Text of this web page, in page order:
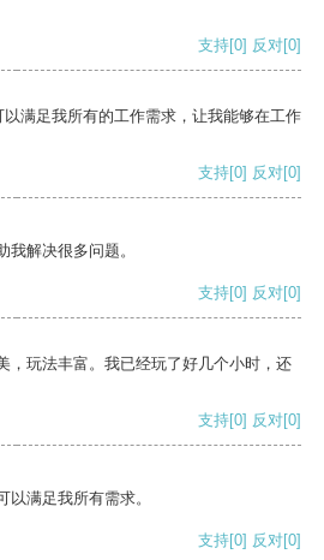
支持[0] 反对[0]
满足我所有的工作需求，让我能够在工作
支持[0] 反对[0]
解决很多问题。
支持[0] 反对[0]
，玩法丰富。我已经玩了好几个小时，还
支持[0] 反对[0]
满足我所有需求。
支持[0] 反对[0]